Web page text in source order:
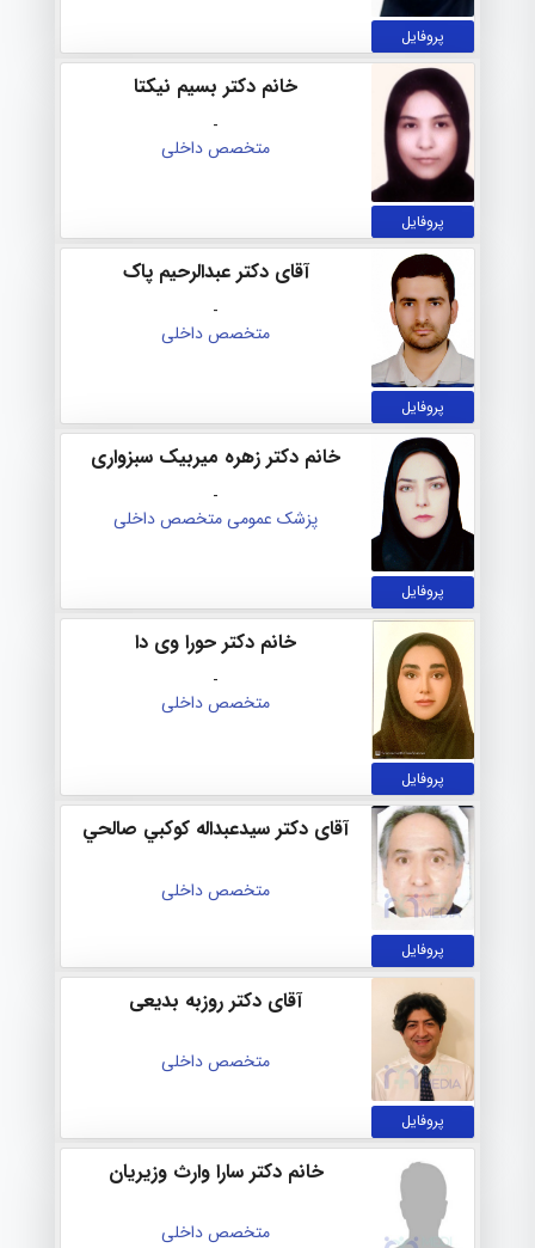
پروفایل
پروفایل
خانم دکتر بسیم نیکتا
-
متخصص داخلی
پروفایل
آقای دکتر عبدالرحیم پاک
-
متخصص داخلی
پروفایل
خانم دکتر زهره میربیک سبزواری
-
پزشک عمومیمتخصص داخلی
پروفایل
خانم دکتر حورا وی دا
-
متخصص داخلی
پروفایل
آقای دکتر سيدعبداله كوكبي صالحي
متخصص داخلی
پروفایل
آقای دکتر روزبه بدیعی
متخصص داخلی
خانم دکتر سارا وارث وزیریان
متخصص داخلی